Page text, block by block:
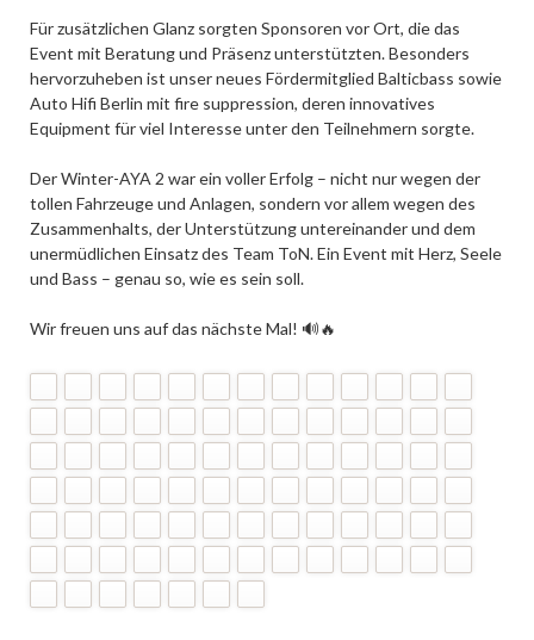
Für zusätzlichen Glanz sorgten Sponsoren vor Ort, die das
Event mit Beratung und Präsenz unterstützten. Besonders
hervorzuheben ist unser neues Fördermitglied Balticbass sowie
Auto Hifi Berlin mit fire suppression, deren innovatives
Equipment für viel Interesse unter den Teilnehmern sorgte.
Der Winter-AYA 2 war ein voller Erfolg – nicht nur wegen der
tollen Fahrzeuge und Anlagen, sondern vor allem wegen des
Zusammenhalts, der Unterstützung untereinander und dem
unermüdlichen Einsatz des Team ToN. Ein Event mit Herz, Seele
und Bass – genau so, wie es sein soll.
Wir freuen uns auf das nächste Mal! 🔊🔥